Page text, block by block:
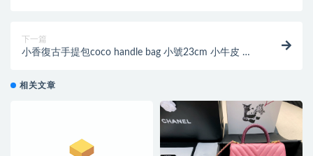
下一篇
小香復古手提包coco handle bag 小號23cm 小牛皮 黑
相关文章